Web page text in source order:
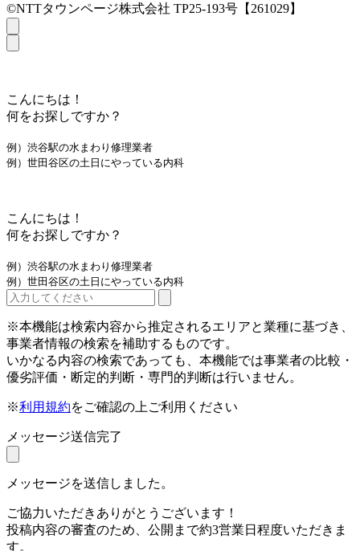
©NTTタウンページ株式会社 TP25-193号【261029】
こんにちは！
何をお探しですか？
例）渋谷駅の水まわり修理業者
例）世田谷区の土日にやっている内科
こんにちは！
何をお探しですか？
例）渋谷駅の水まわり修理業者
例）世田谷区の土日にやっている内科
※本機能は検索内容から推定されるエリアと業種に基づき、
事業者情報の検索を補助するものです。
いかなる内容の検索であっても、本機能では事業者の比較・
優劣評価・断定的判断・専門的判断は行いません。
※利用規約をご確認の上ご利用ください
メッセージ送信完了
メッセージを送信しました。
ご協力いただきありがとうございます！
投稿内容の審査のため、公開まで約3営業日程度いただきま
す。